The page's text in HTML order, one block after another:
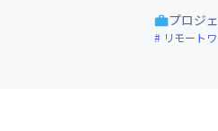
プロジ
リモート